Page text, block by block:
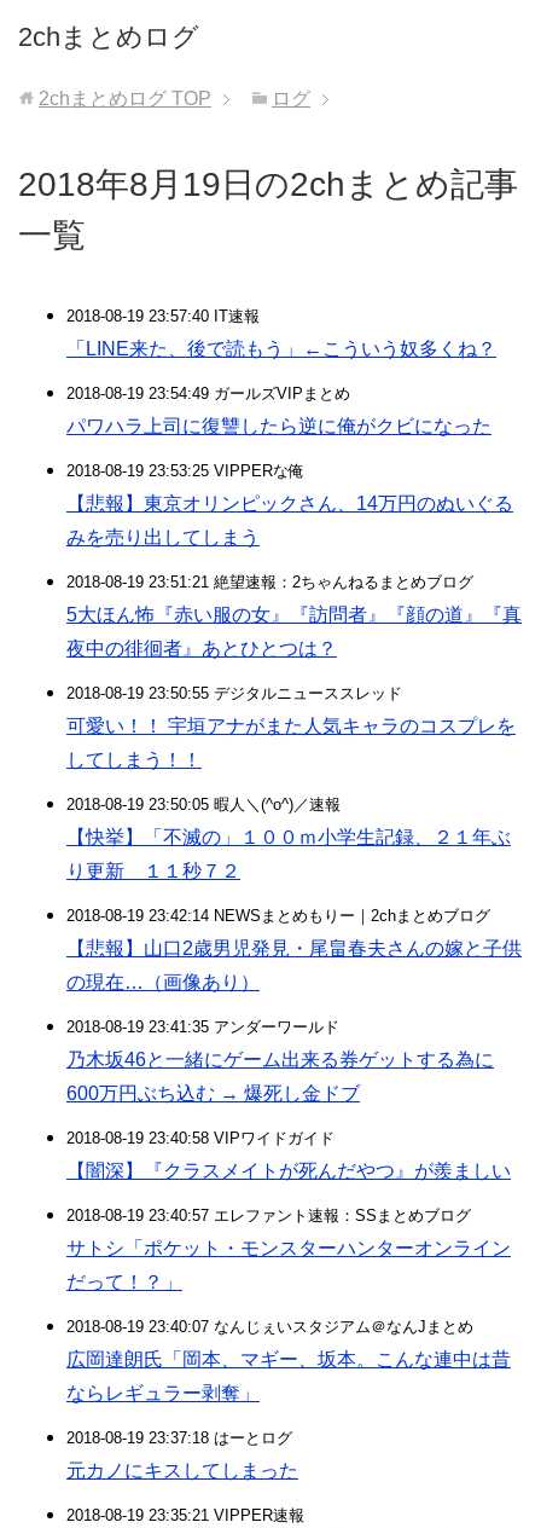
2chまとめログ
2chまとめログ TOP ログ
2018年8月19日の2chまとめ記事
一覧
2018-08-19 23:57:40 IT速報
「LINE来た、後で読もう」←こういう奴多くね？
2018-08-19 23:54:49 ガールズVIPまとめ
パワハラ上司に復讐したら逆に俺がクビになった
2018-08-19 23:53:25 VIPPERな俺
【悲報】東京オリンピックさん、14万円のぬいぐる
みを売り出してしまう
2018-08-19 23:51:21 絶望速報：2ちゃんねるまとめブログ
5大ほん怖『赤い服の女』『訪問者』『顔の道』『真
夜中の徘徊者』あとひとつは？
2018-08-19 23:50:55 デジタルニューススレッド
可愛い！！ 宇垣アナがまた人気キャラのコスプレを
してしまう！！
2018-08-19 23:50:05 暇人＼(^o^)／速報
【快挙】「不滅の」１００ｍ小学生記録、２１年ぶ
り更新 １１秒７２
2018-08-19 23:42:14 NEWSまとめもりー｜2chまとめブログ
【悲報】山口2歳男児発見・尾畠春夫さんの嫁と子供
の現在…（画像あり）
2018-08-19 23:41:35 アンダーワールド
乃木坂46と一緒にゲーム出来る券ゲットする為に
600万円ぶち込む → 爆死し金ドブ
2018-08-19 23:40:58 VIPワイドガイド
【闇深】『クラスメイトが死んだやつ』が羨ましい
2018-08-19 23:40:57 エレファント速報：SSまとめブログ
サトシ「ポケット・モンスターハンターオンライン
だって！？」
2018-08-19 23:40:07 なんじぇいスタジアム＠なんJまとめ
広岡達朗氏「岡本、マギー、坂本。こんな連中は昔
ならレギュラー剥奪」
2018-08-19 23:37:18 はーとログ
元カノにキスしてしまった
2018-08-19 23:35:21 VIPPER速報